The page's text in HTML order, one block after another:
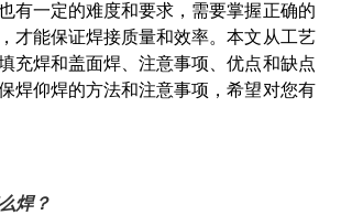
有一定的难度和要求，需要掌握正确的
才能保证焊接质量和效率。本文从工艺
充焊和盖面焊、注意事项、优点和缺点
焊仰焊的方法和注意事项，希望对您有
焊？